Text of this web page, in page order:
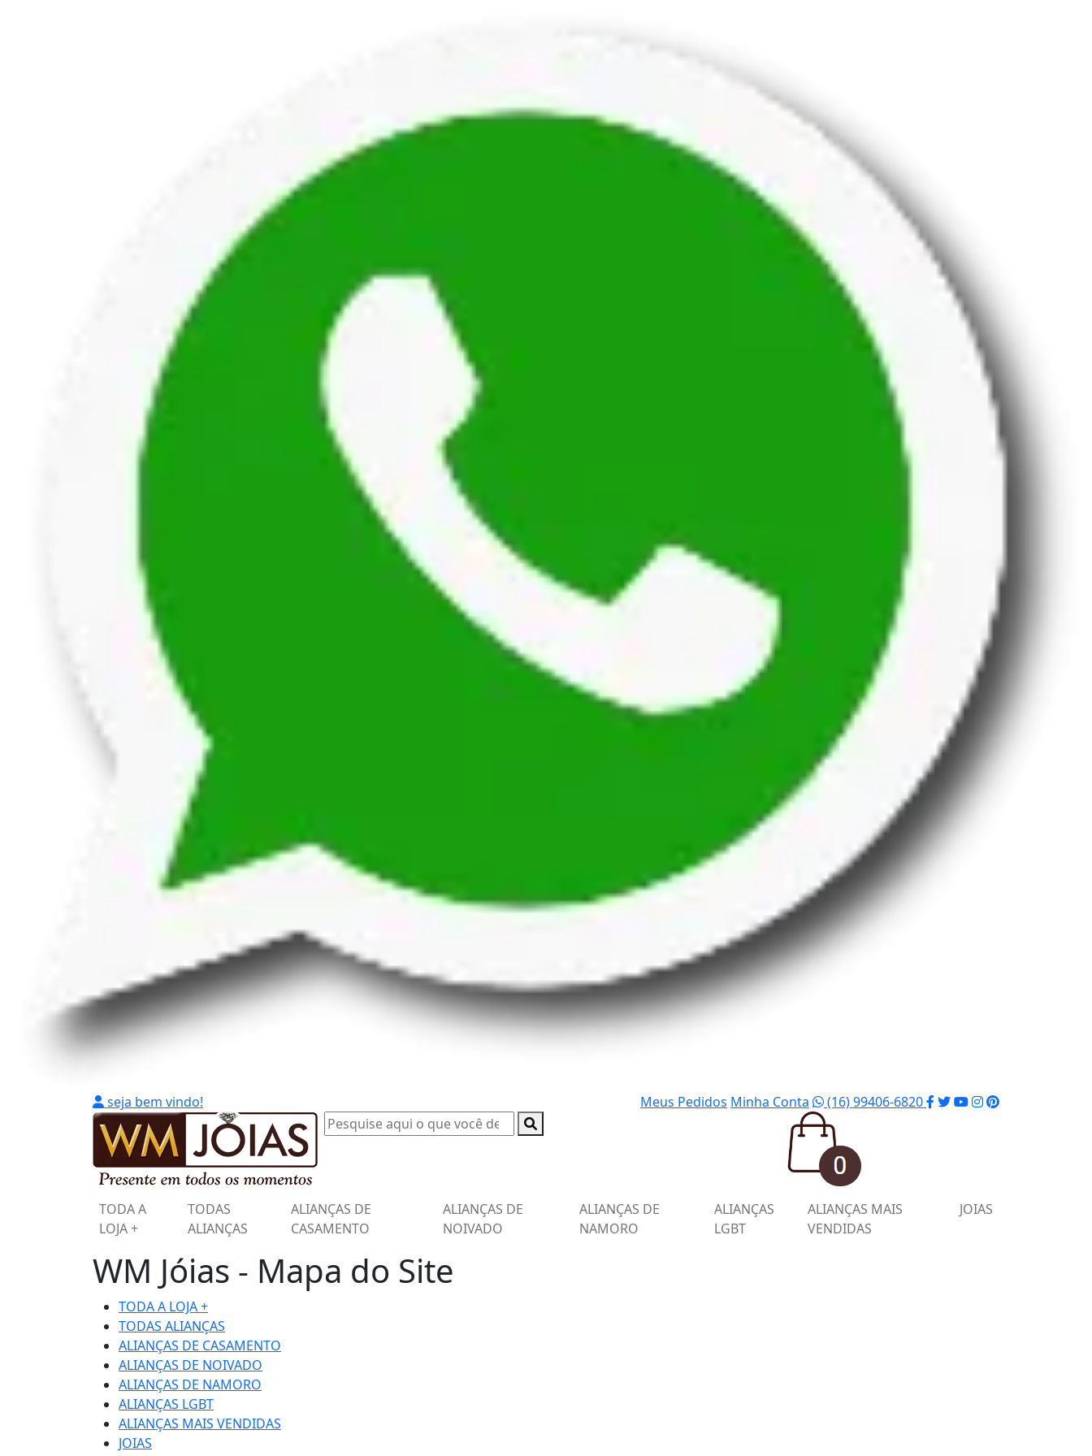
seja bem vindo! Meus Pedidos Minha Conta (16) 99406-6820
TODA A
LOJA +
TODAS
ALIANÇAS
ALIANÇAS DE
CASAMENTO
ALIANÇAS DE
NOIVADO
ALIANÇAS DE
NAMORO
ALIANÇAS
LGBT
ALIANÇAS MAIS
VENDIDAS
JOIAS
WM Jóias - Mapa do Site
TODA A LOJA +
TODAS ALIANÇAS
ALIANÇAS DE CASAMENTO
ALIANÇAS DE NOIVADO
ALIANÇAS DE NAMORO
ALIANÇAS LGBT
ALIANÇAS MAIS VENDIDAS
JOIAS